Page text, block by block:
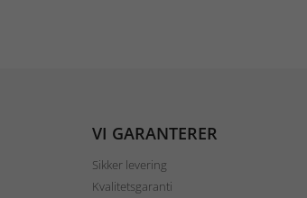
VI GARANTERER
Sikker levering
Kvalitetsgaranti